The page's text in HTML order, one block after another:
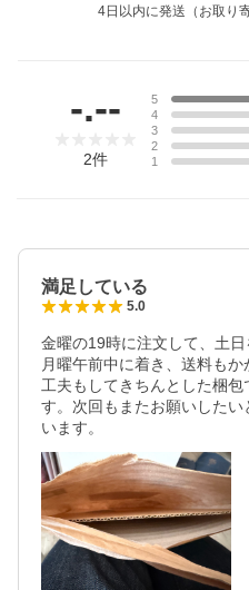
4日以内に発送（お取り
-.--
2件
5
4
3
2
1
満足している
5.0
金曜の19時に注文して、土
月曜午前中に着き、送料も
工夫もしてきちんとした梱
す。次回もまたお願いした
います。